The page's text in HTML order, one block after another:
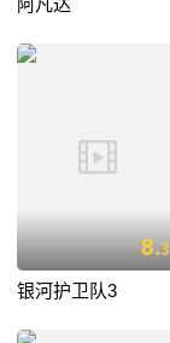
阿凡达
8.3
银河护卫队3